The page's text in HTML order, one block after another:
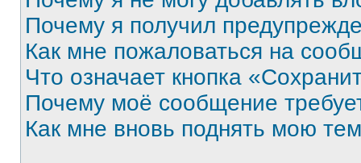
Почему я получил
Как мне пожаловаться на
Что означает кнопка
Почему моё сообщение
Как мне вновь поднять мою